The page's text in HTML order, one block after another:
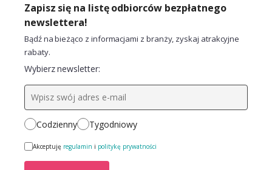
Zapisz się na listę odbiorców bezpłatnego
newslettera!
Bądź na bieżąco z informacjami z branży, zyskaj atrakcyjne
rabaty.
Wybierz newsletter:
Codzienny Tygodniowy
Akceptuję regulamin i politykę prywatności